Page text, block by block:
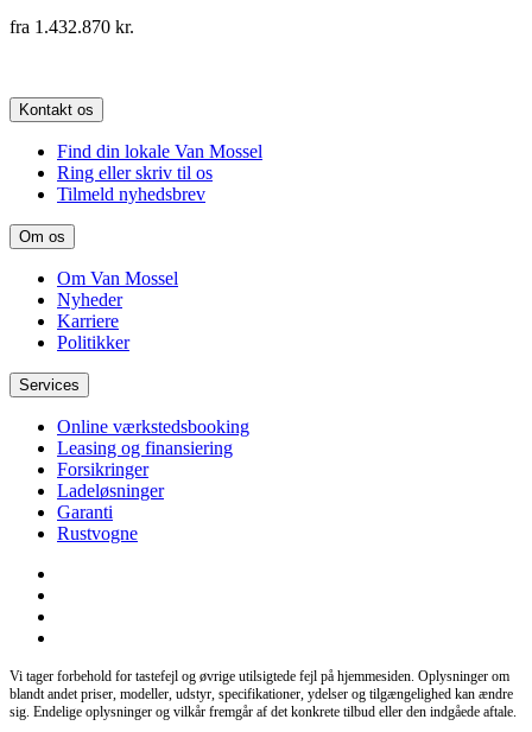
fra 1.432.870 kr.
Kontakt os
Find din lokale Van Mossel
Ring eller skriv til os
Tilmeld nyhedsbrev
Om os
Om Van Mossel
Nyheder
Karriere
Politikker
Services
Online værkstedsbooking
Leasing og finansiering
Forsikringer
Ladeløsninger
Garanti
Rustvogne
Vi tager forbehold for tastefejl og øvrige utilsigtede fejl på hjemmesiden. Oplysninger om
blandt andet priser, modeller, udstyr, specifikationer, ydelser og tilgængelighed kan ændre
sig. Endelige oplysninger og vilkår fremgår af det konkrete tilbud eller den indgåede aftale.